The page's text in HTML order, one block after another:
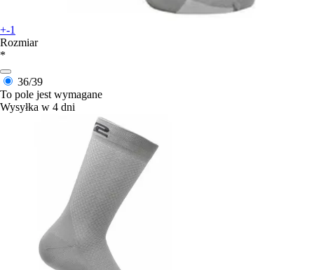
+-1
Rozmiar
*
36/39
To pole jest wymagane
Wysyłka w 4 dni